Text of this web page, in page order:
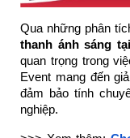
Qua những phân
thanh ánh sáng
quan trọng trong
Event mang đến
đảm bảo tính
nghiệp.